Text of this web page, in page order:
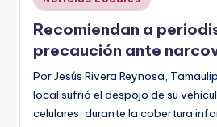
en
Recomiendan a
precaución ante
Por Jesús Rivera Reynosa,
local sufrió el despojo de su
celulares, durante la cobertura